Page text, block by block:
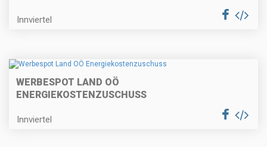
Innviertel
WERBESPOT LAND OÖ
ENERGIEKOSTENZUSCHUSS
Innviertel